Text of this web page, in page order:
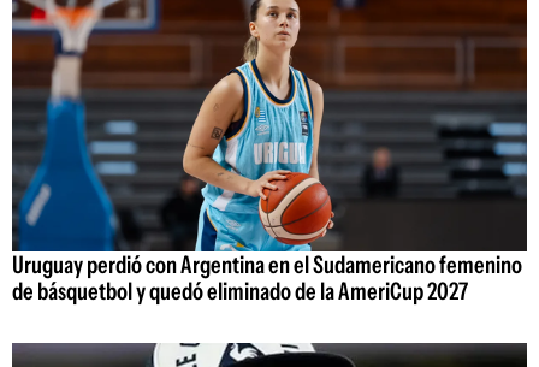
Uruguay perdió con Argentina en el Sudamericano femenino
de básquetbol y quedó eliminado de la AmeriCup 2027